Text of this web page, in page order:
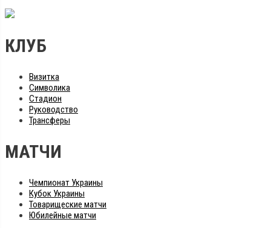
КЛУБ
Визитка
Символика
Стадион
Руководство
Трансферы
МАТЧИ
Чемпионат Украины
Кубок Украины
Товарищеские матчи
Юбилейные матчи